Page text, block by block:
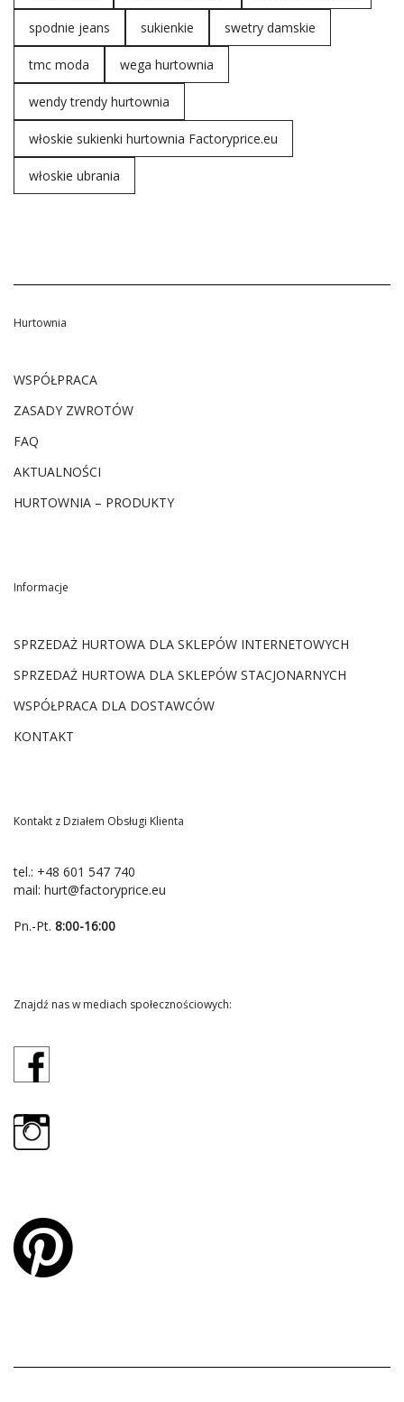
spodnie jeans sukienkie swetry damskie
tmc moda wega hurtownia
wendy trendy hurtownia
włoskie sukienki hurtownia Factoryprice.eu
włoskie ubrania
Hurtownia
WSPÓŁPRACA
ZASADY ZWROTÓW
FAQ
AKTUALNOŚCI
HURTOWNIA – PRODUKTY
Informacje
SPRZEDAŻ HURTOWA DLA SKLEPÓW INTERNETOWYCH
SPRZEDAŻ HURTOWA DLA SKLEPÓW STACJONARNYCH
WSPÓŁPRACA DLA DOSTAWCÓW
KONTAKT
Kontakt z Działem Obsługi Klienta
tel.: +48 601 547 740
mail: hurt@factoryprice.eu
Pn.-Pt. 8:00-16:00
Znajdź nas w mediach społecznościowych: